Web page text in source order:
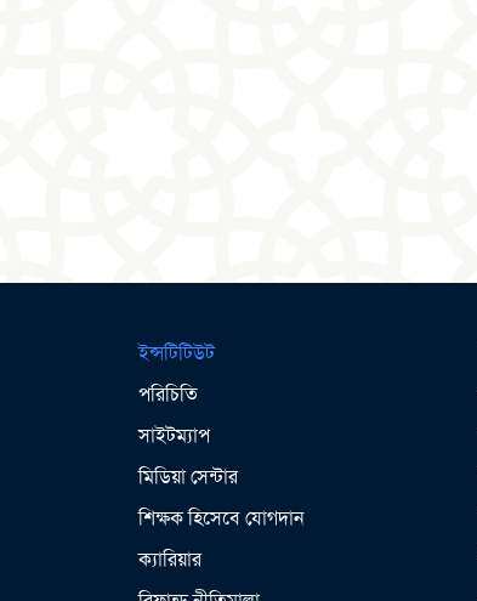
ইন্সটিটিউট
পরিচিতি
সাইটম্যাপ
মিডিয়া সেন্টার
শিক্ষক হিসেবে যোগদান
ক্যারিয়ার